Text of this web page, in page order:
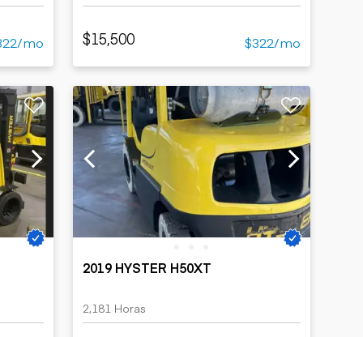
mo $15,500 $322/mo
2019 HYSTER H50XT
2,181 Horas